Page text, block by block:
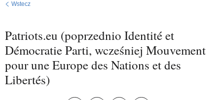
Wstecz
Patriots.eu (poprzednio Identité et
Démocratie Parti, wcześniej Mouvement
pour une Europe des Nations et des
Libertés)